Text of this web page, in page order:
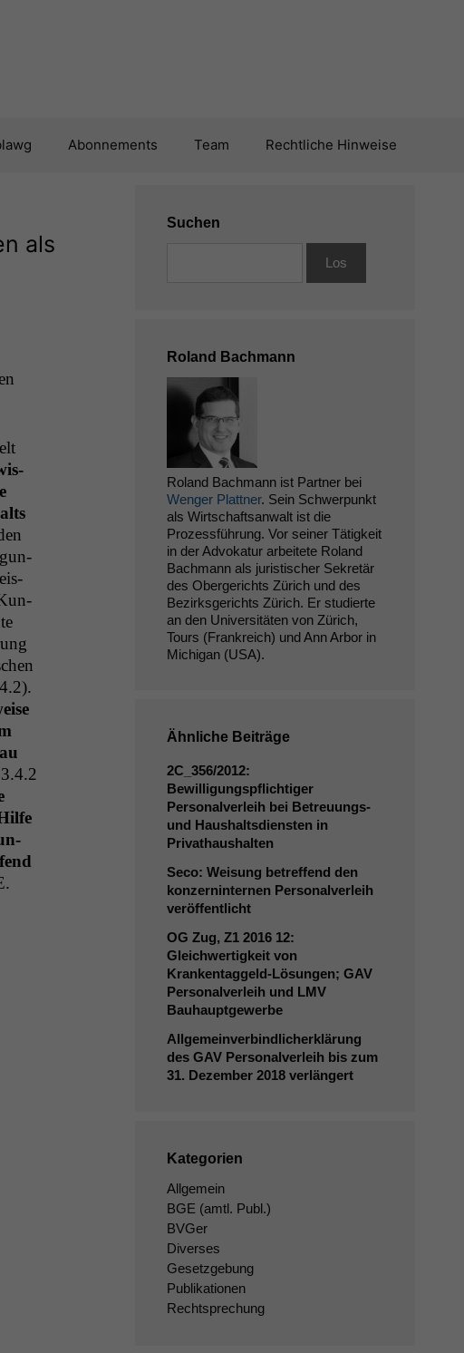
Abonnements Team Rechtliche Hinweise
als
Suchen
Roland Bachmann
Roland Bachmann ist Partner bei
Wenger Plattner. Sein Schwerpunkt
als Wirtschaftsanwalt ist die
Prozessführung. Vor seiner Tätigkeit
in der Advokatur arbeitete Roland
Bachmann als juristischer Sekretär
des Obergerichts Zürich und des
Bezirksgerichts Zürich. Er studierte
an den Universitäten von Zürich,
Tours (Frankreich) und Ann Arbor in
Michigan (USA).
Ähnliche Beiträge
2C_356/2012:
Bewilligungspflichtiger
Personalverleih bei Betreuungs-
und Haushaltsdiensten in
Privathaushalten
Seco: Weisung betreffend den
konzerninternen Personalverleih
veröffentlicht
OG Zug, Z12016 12:
Gleichwertigkeit von
Krankentaggeld-Lösungen; GAV
Personalverleih und LMV
Bauhauptgewerbe
Allgemeinverbindlicherklärung
des GAVPersonalverleih bis zum
31. Dezember 2018 verlängert
Kategorien
Allgemein
BGE (amtl. Publ.)
BVGer
Diverses
Gesetzgebung
Publikationen
Rechtsprechung